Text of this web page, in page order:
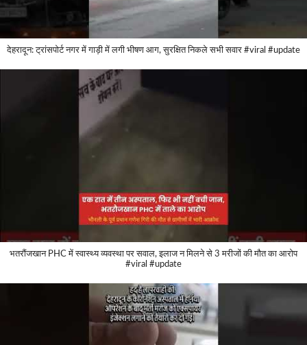
देहरादून: ट्रांसपोर्ट नगर में गाड़ी में लगी भीषण आग, सुरक्षित निकले सभी सवार #viral #update
भतरौंजखान PHC में स्वास्थ्य व्यवस्था पर सवाल, इलाज न मिलने से 3 मरीजों की मौत का आरोप
#viral #update